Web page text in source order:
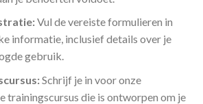
Vul de vereiste formulieren in
informatie, inclusief details over je
gebruik.
Schrijf je in voor onze
trainingscursus die is ontworpen om je